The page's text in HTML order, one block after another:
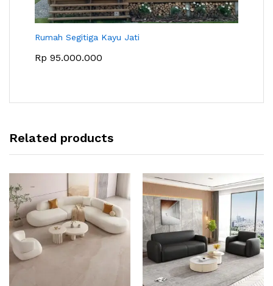
Rumah Segitiga Kayu Jati
Rp 95.000.000
Related products